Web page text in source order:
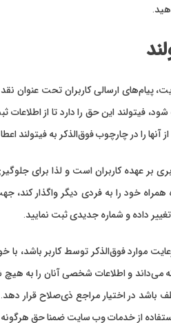
پیام‌های ارسالی کاربران تحت عنوان
فیتولند این حق را دارد تا از اطلاعات
را در چارچوب فوق‌الذکر به فیتولند
بر عهده کاربران است و لذا برای
خود را به فردی دیگر واگذار کند،
داده و شماره جدیدی ثبت نمایید.
فوق‌الذکر توسط کاربر باشد، با
و اطلاعات شخصی آنان را به هیچ
باشد در اختیار مراجع ذی‌صلاح قرار
از خدمات وب سایت ضمنا حق